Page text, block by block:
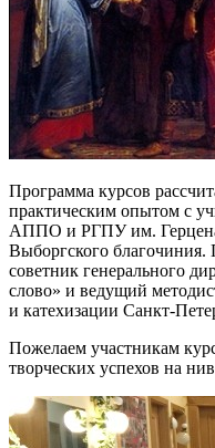
Программа курсов
практическим опытом с
АППО и РГПУ им.
Выборгского благочиния.
советник генерального
слово» и ведущий
и катехизации Санкт-
Пожелаем участникам
творческих успехов на